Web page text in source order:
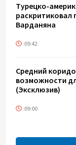
Турецко-
раскритиковал
Варданяна
09:42
Средний
возможности
(Эксклюзив)
09:00
Центральная